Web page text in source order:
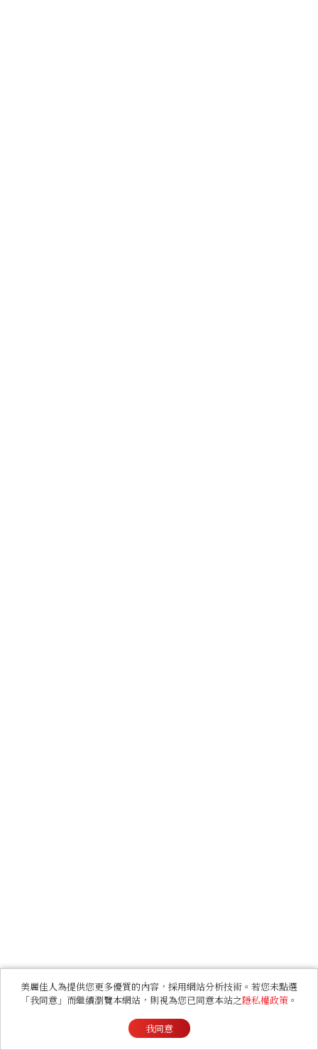
美麗佳人為提供您更多優質的內容，採用網站分析技術。若您未點選
「我同意」而繼續瀏覽本網站，則視為您已同意本站之隱私權政策 。
我同意